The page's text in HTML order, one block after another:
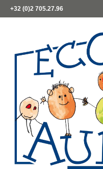
+32 (0)2 705.27.96